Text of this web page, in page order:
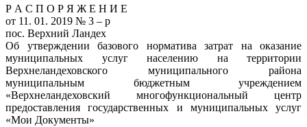
Р А С П О Р Я Ж Е Н И Е
от 11. 01. 2019 № 3 – р
пос. Верхний Ландех
Об утверждении базового норматива затрат на оказание
муниципальных услуг населению на территории
Верхнеландеховского муниципального района
муниципальным бюджетным учреждением
«Верхнеландеховский многофункциональный центр
предоставления государственных и муниципальных услуг
«Мои Документы»